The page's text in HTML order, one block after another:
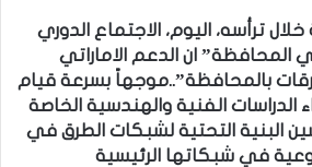
ترأسه، اليوم، الاجتماع الدوري
ان الدعم الاماراتي
بالمحافظة”..موجهاً بسرعة قيام
الدراسات الفنية والهندسية الخاصة
البنية التحتية لشبكات الطرق في
في شبكاتها الرئيسية